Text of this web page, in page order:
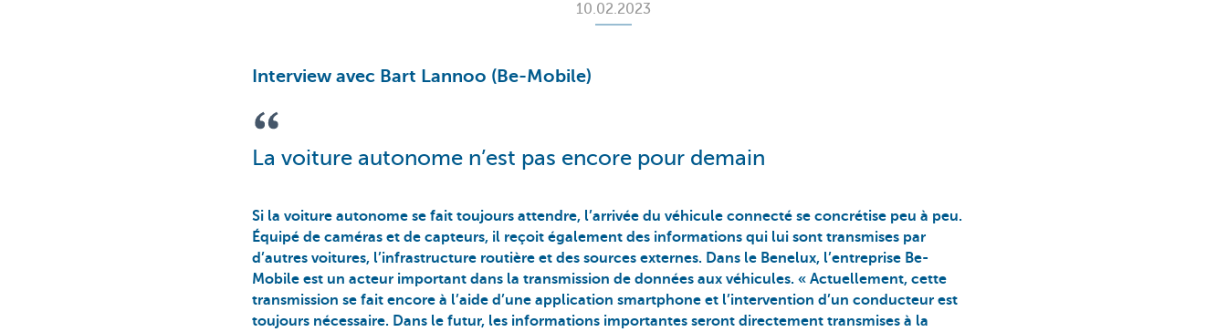
10.02.2023
Interview avec Bart Lannoo (Be-Mobile)
La voiture autonome n’est pas encore pour demain
Si la voiture autonome se fait toujours attendre, l’arrivée du véhicule connecté se concrétise peu à peu.
Équipé de caméras et de capteurs, il reçoit également des informations qui lui sont transmises par
d’autres voitures, l’infrastructure routière et des sources externes. Dans le Benelux, l’entreprise Be-
Mobile est un acteur important dans la transmission de données aux véhicules. « Actuellement, cette
transmission se fait encore à l’aide d’une application smartphone et l’intervention d’un conducteur est
toujours nécessaire. Dans le futur, les informations importantes seront directement transmises à la